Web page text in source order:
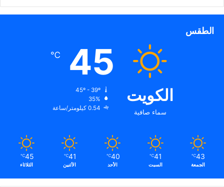
الطقس
الكويت
سماء صافية
45
℃
35%
0.54 كيلومتر/ساعة
43
℃
الجمعة
41
℃
السبت
40
℃
الأحد
41
℃
الأثنين
45
℃
الثلاثاء